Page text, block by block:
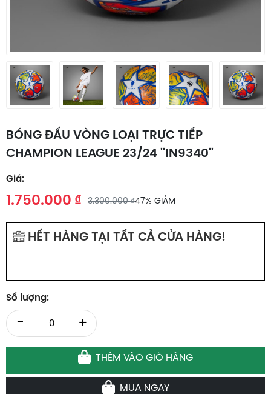
BÓNG ĐẤU VÒNG LOẠI TRỰC TIẾP
CHAMPION LEAGUE 23/24 ''IN9340''
Giá:
1.750.000 ₫ 3.300.000 ₫47% GIẢM
HẾT HÀNG TẠI TẤT CẢ CỬA HÀNG!
Số lượng:
- +
THÊM VÀO GIỎ HÀNG
MUA NGAY